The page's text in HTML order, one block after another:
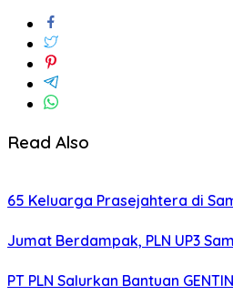
Read Also
65 Keluarga Prasejahtera di
Jumat Berdampak, PLN UP3
PT PLN Salurkan Bantuan